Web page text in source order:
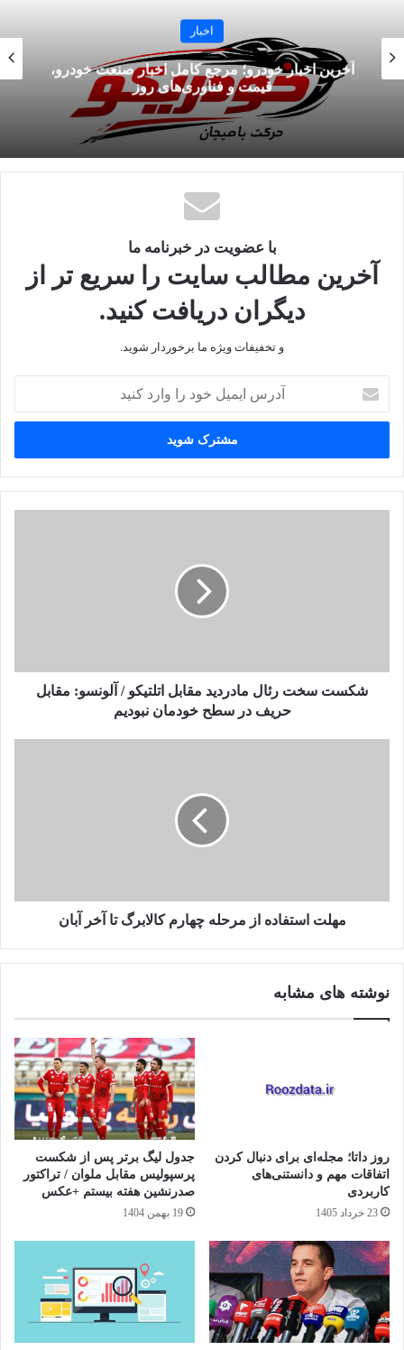
۹۷ کیلوگرم: مراد احمدیف (رتبه ۳)
این رنکینگ نشان‌دهنده پیشرفت کشتی فرنگی ایران در عرصه
جهانی و تلاش‌های بی‌وقفه کشتی‌گیران ایرانی برای رقابت با
منبع خبرگزاری دانشجو
کپی لینک
اخبار
آخرین اخبار خودرو؛ مرجع کامل اخبار صنعت خودرو،
قیمت و فناوری‌های روز
با عضویت در خبرنامه ما
آخرین مطالب سایت را سریع تر از
دیگران دریافت کنید.
و تخفیفات ویژه ما برخوردار شوید.
ایمیل
خود
وارد
کنید
شکست سخت رئال مادردید مقابل اتلتیکو / آلونسو: مقابل
حریف در سطح خودمان نبودیم
مهلت استفاده از مرحله چهارم کالابرگ تا آخر آبان
نوشته های مشابه
روز داتا؛ مجله‌ای برای دنبال کردن
اتفاقات مهم و دانستنی‌های
کاربردی
23 خرداد 1405
جدول لیگ برتر پس از شکست
پرسپولیس مقابل ملوان / تراکتور
صدرنشین هفته بیستم +عکس
19 بهمن 1404